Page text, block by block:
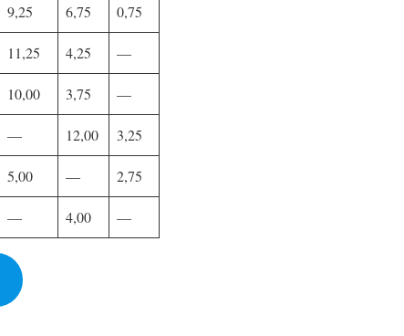
9,25 6,75 0,75
11,25 4,25 —
10,00 3,75 —
— 12,00 3,25
5,00 — 2,75
— 4,00 —